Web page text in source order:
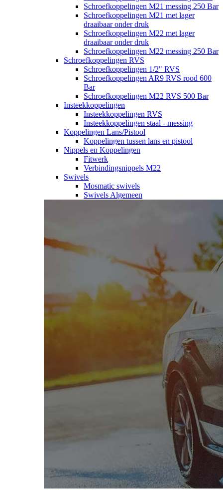
Schroefkoppelingen M21 messing 250 Bar
Schroefkoppelingen M21 met lager
draaibaar onder druk
Schroefkoppelingen M22 met lager
draaibaar onder druk
Schroefkoppelingen M22 messing 250 Bar
Schroefkoppelingen RVS
Schroefkoppelingen 1/2" RVS
Schroefkoppelingen AR9 RVS rood 600
Bar
Schroefkoppelingen M22 RVS 500 Bar
Insteekkoppelingen
Insteekkoppelingen RVS
Insteekkoppelingen staal - messing
Koppelingen Lans/Pistool
Koppelingen tussen lans en pistool
Nippels en Koppelingen
Fitwerk
Verbindingsnippels M22
Swivels
Mosmatic swivels
Swivels Algemeen